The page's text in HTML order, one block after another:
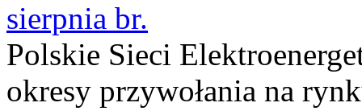
sierpnia br.
Polskie Sieci
okresy przywołania na